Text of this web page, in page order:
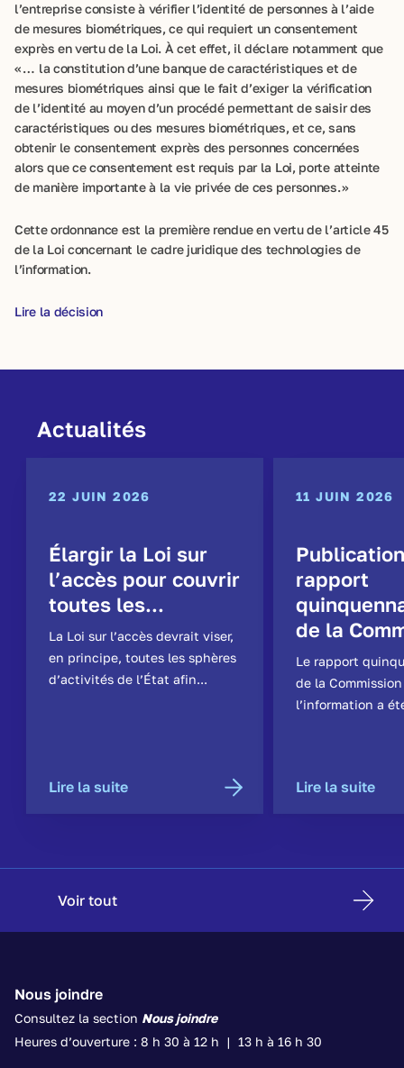
l’entreprise consiste à vérifier l’identité de personnes à l’aide
de mesures biométriques, ce qui requiert un consentement
exprès en vertu de la Loi. À cet effet, il déclare notamment que
« … la constitution d’une banque de caractéristiques et de
mesures biométriques ainsi que le fait d’exiger la vérification
de l’identité au moyen d’un procédé permettant de saisir des
caractéristiques ou des mesures biométriques, et ce, sans
obtenir le consentement exprès des personnes concernées
alors que ce consentement est requis par la Loi, porte atteinte
de manière importante à la vie privée de ces personnes. »
Cette ordonnance est la première rendue en vertu de l’article 45
de la Loi concernant le cadre juridique des technologies de
l’information.
Lire la décision
Actualités
22 JUIN 2026
Élargir la Loi sur
l’accès pour couvrir
toutes les...
La Loi sur l’accès devrait viser,
en principe, toutes les sphères
d’activités de l’État afin...
Lire la suite
11 JUIN 2026
rapport
de la
Le rapport
de la Commission
l’information a
Lire la suite
Voir tout
Nous joindre
Consultez la section Nous joindre
Heures d’ouverture : 8 h 30 à 12 h | 13 h à 16 h 30